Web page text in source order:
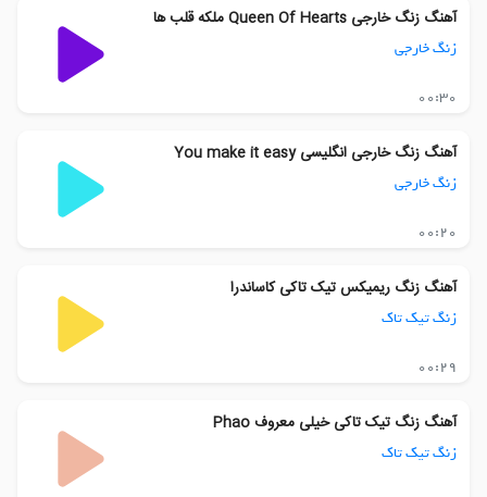
آهنگ زنگ خارجی Queen Of Hearts ملکه قلب ها
زنگ خارجی
00:30
آهنگ زنگ خارجی انگلیسی You make it easy
زنگ خارجی
00:20
آهنگ زنگ ریمیکس تیک تاکی کاساندرا
زنگ تیک تاک
00:29
آهنگ زنگ تیک تاکی خیلی معروف Phao
زنگ تیک تاک